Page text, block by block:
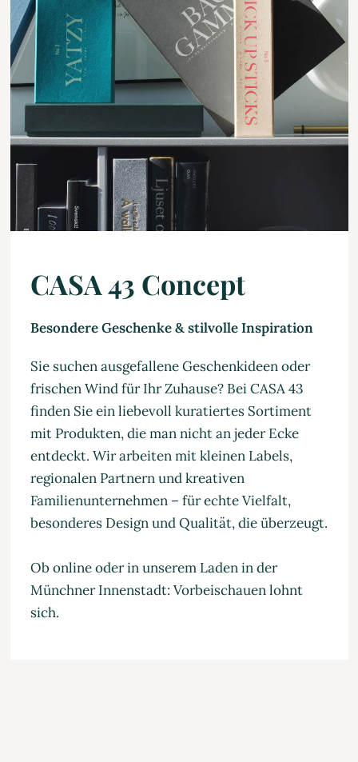
CASA 43 Concept
Besondere Geschenke & stilvolle Inspiration
Sie suchen ausgefallene Geschenkideen oder
frischen Wind für Ihr Zuhause? Bei CASA 43
finden Sie ein liebevoll kuratiertes Sortiment
mit Produkten, die man nicht an jeder Ecke
entdeckt. Wir arbeiten mit kleinen Labels,
regionalen Partnern und kreativen
Familienunternehmen – für echte Vielfalt,
besonderes Design und Qualität, die überzeugt.
Ob online oder in unserem Laden in der
Münchner Innenstadt: Vorbeischauen lohnt
sich.